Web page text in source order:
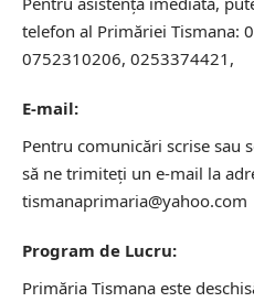
telefon al Primăriei Tismana:
0752310206, 0253374421,
E-mail:
Pentru comunicări scrise sau
să ne trimiteți un e-mail la
tismanaprimaria@yahoo.com
Program de Lucru:
Primăria Tismana este